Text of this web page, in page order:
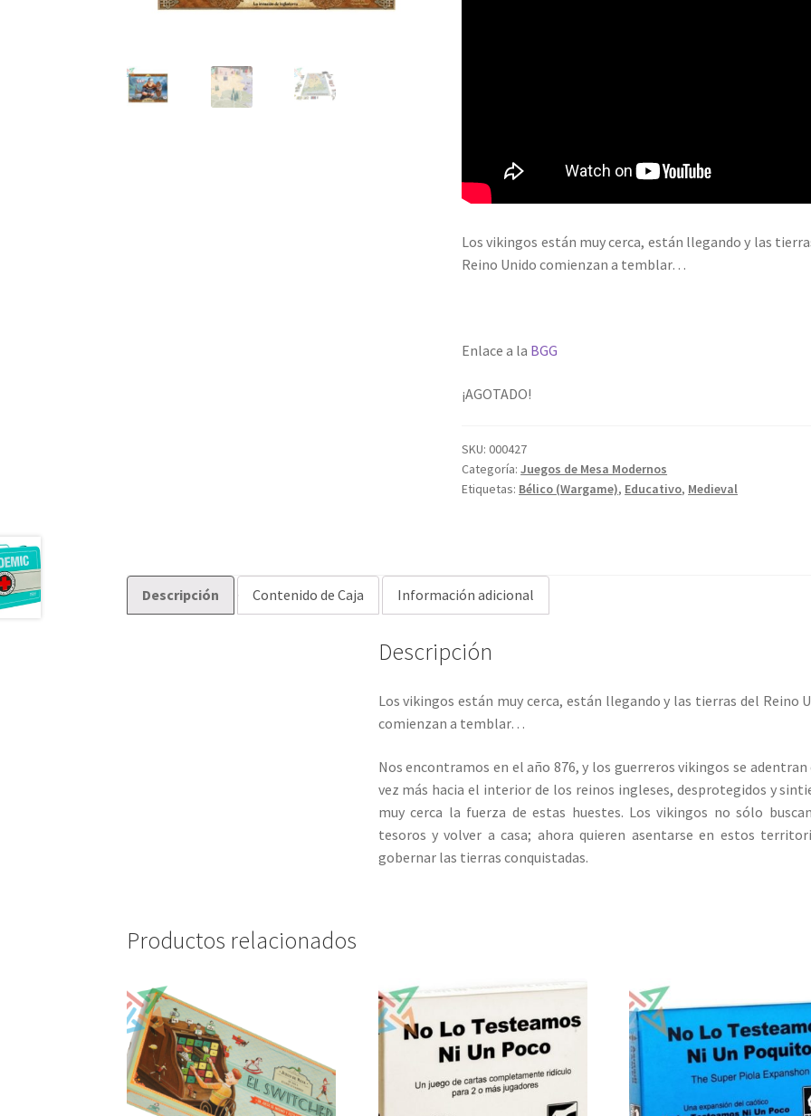
Los vikingos están muy cerca, están llegando y las
Reino Unido comienzan a temblar…
Enlace a la BGG
¡AGOTADO!
SKU:000427
Categoría:Juegos de Mesa Modernos
Etiquetas: Bélico (Wargame), Educativo, Medieval
Descripción Contenido de Caja Información adicional
Descripción
Los vikingos están muy cerca, están llegando y las tierras del Reino
comienzan a temblar…
Nos encontramos en el año 876, y los guerreros vikingos se adentran
vez más hacia el interior de los reinos ingleses, desprotegidos y
muy cerca la fuerza de estas huestes. Los vikingos no sólo
tesoros y volver a casa; ahora quieren asentarse en estos
gobernar las tierras conquistadas.
Productos relacionados